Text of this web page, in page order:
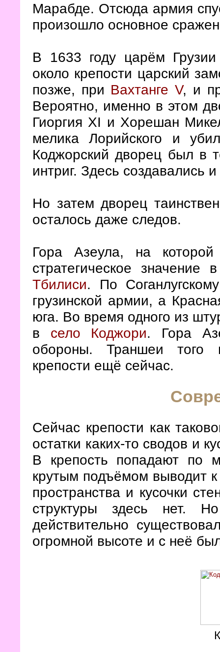
Марабде. Отсюда армия
произошло основное
В 1633 году царём
около крепости царский
позже, при Вахтанге V, и
Вероятно, именно в этом
Гиоргия XI и Хорешан
мелика Лорийского и
Коджорский дворец был в
интриг. Здесь создавались
Но затем дворец
осталось даже следов.
Гора Азеула, на
стратегическое
Тбилиси. По
грузинской армии, а
юга. Во время одного из
в село Коджори. Гора
обороны. Траншеи того
крепости ещё сейчас.
Сейчас крепости как
остатки каких-то сводов и
В крепость попадают по
крутым подъёмом выводит
пространства и кусочки
структуры здесь нет.
действительно
огромной высоте и с неё